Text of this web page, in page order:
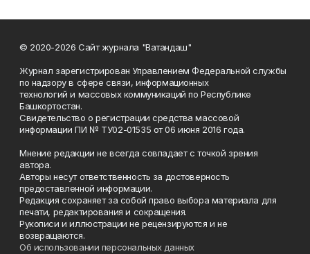
© 2020-2026 Сайт журнала "Ватандаш"
Журнал зарегистрирован Управлением Федеральной службы
по надзору в сфере связи, информационных
технологий и массовых коммуникаций по Республике
Башкортостан.
Свидетельство о регистрации средства массовой
информации ПИ № ТУ02-01535 от 06 июня 2016 года.
Мнение редакции не всегда совпадает с точкой зрения
автора.
Авторы несут ответственность за достоверность
предоставленной информации.
Редакция сохраняет за собой право выбора материала для
печати, редактирования и сокращения.
Рукописи и иллюстрации не рецензируются и не
возвращаются.
Об использовании персональных данных